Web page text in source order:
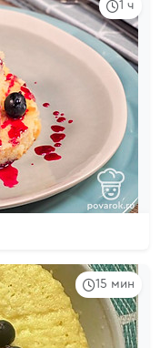
1 ч
15 мин